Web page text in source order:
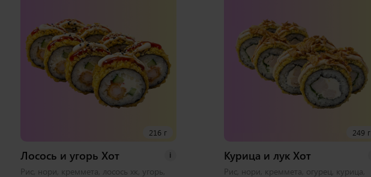
216 г
Лосось и угорь Хот i
Рис, нори, креммета, лосось хк, угорь,
249 г
Курица и лук Хот
Рис, нори, креммета, огурец, курица,